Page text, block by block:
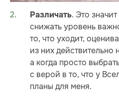
Различать. Это
снижать уровень
то, что уходит,
из них действительно
а когда просто
с верой в то, что у
планы для меня.